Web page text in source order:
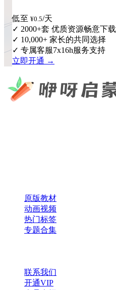
低至 ¥0.5/天
✓ 2000+套 优质资源畅意下载
✓ 10,000+ 家长的共同选择
✓ 专属客服7x16h服务支持
立即开通 →
原版教材
动画视频
热门标签
专题合集
联系我们
开通VIP